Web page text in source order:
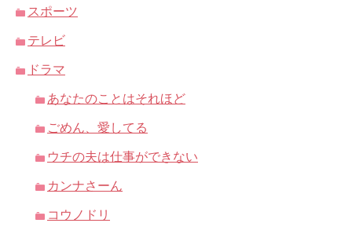
スポーツ
テレビ
ドラマ
あなたのことはそれほど
ごめん、愛してる
ウチの夫は仕事ができない
カンナさーん
コウノドリ